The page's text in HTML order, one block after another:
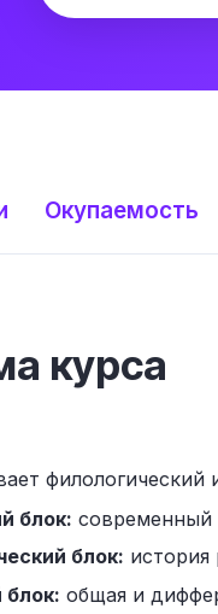
Окупаемость
курса
филологический
блок: современный
блок: история
блок: общая и